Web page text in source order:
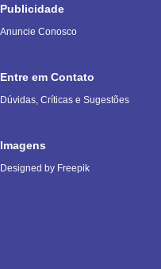
Publicidade
Anuncie Conosco
Entre em Contato
Dúvidas, Críticas e Sugestões
Imagens
Designed by Freepik